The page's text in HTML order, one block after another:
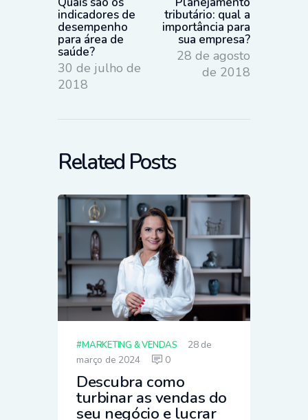
indicadores de
desempenho
para área de
saúde?
30 de julho de
2018
tributário: qual a
importância para
sua empresa?
28 de agosto
de 2018
Related Posts
MARKETING & VENDAS
28 de
março de 2024
0
Descubra como
turbinar as vendas do
seu negócio e lucrar